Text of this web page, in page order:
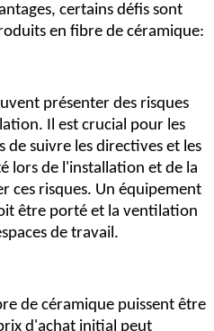
certains défis sont
en fibre de céramique:
présenter des risques
Il est crucial pour les
suivre les directives et les
lors de l'installation et de la
ces risques. Un équipement
être porté et la ventilation
de travail.
de céramique puissent être
d'achat initial peut